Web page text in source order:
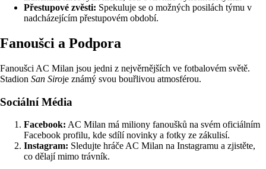
Přestupové zvěsti: Spekuluje se o možných posilách týmu v
nadcházejícím přestupovém období.
Fanoušci a Podpora
Fanoušci AC Milan jsou jedni z nejvěrnějších ve fotbalovém světě.
Stadion San Siroje známý svou bouřlivou atmosférou.
Sociální Média
Facebook: AC Milan má miliony fanoušků na svém oficiálním
Facebook profilu, kde sdílí novinky a fotky ze zákulisí.
Instagram: Sledujte hráče AC Milan na Instagramu a zjistěte,
co dělají mimo trávník.